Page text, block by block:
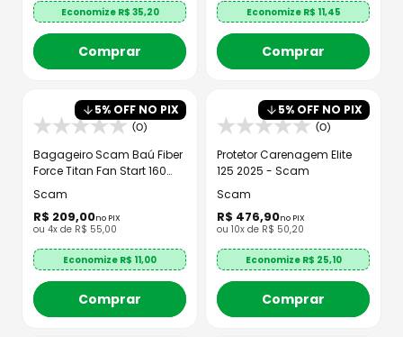
Economize R$ 35,20
Comprar
Economize R$ 11,45
Comprar
5% OFF NO PIX
(0)
Bagageiro Scam Baú Fiber
Force Titan Fan Start 160
2025+
Scam
R$ 209,00no PIX
ou 4x de R$ 55,00
Economize R$ 11,00
Comprar
5% OFF NO PIX
(0)
Protetor Carenagem Elite
125 2025 - Scam
Scam
R$ 476,90no PIX
ou 10x de R$ 50,20
Economize R$ 25,10
Comprar